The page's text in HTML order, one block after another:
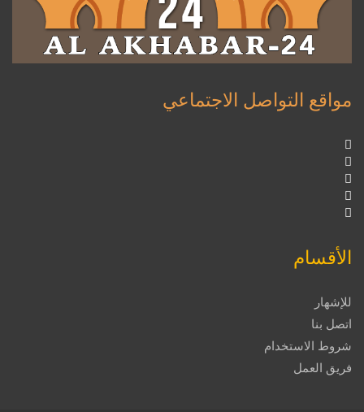
مواقع التواصل الاجتماعي
الأقسام
للإشهار
اتصل بنا
شروط الاستخدام
فريق العمل